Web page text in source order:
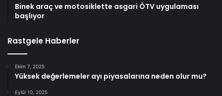
Binek araç ve motosiklette asgari ÖTV uygulaması
başlıyor
Rastgele Haberler
Ekim 7, 2025
Yüksek değerlemeler ayı piyasalarına neden olur mu?
Eylül 10, 2025